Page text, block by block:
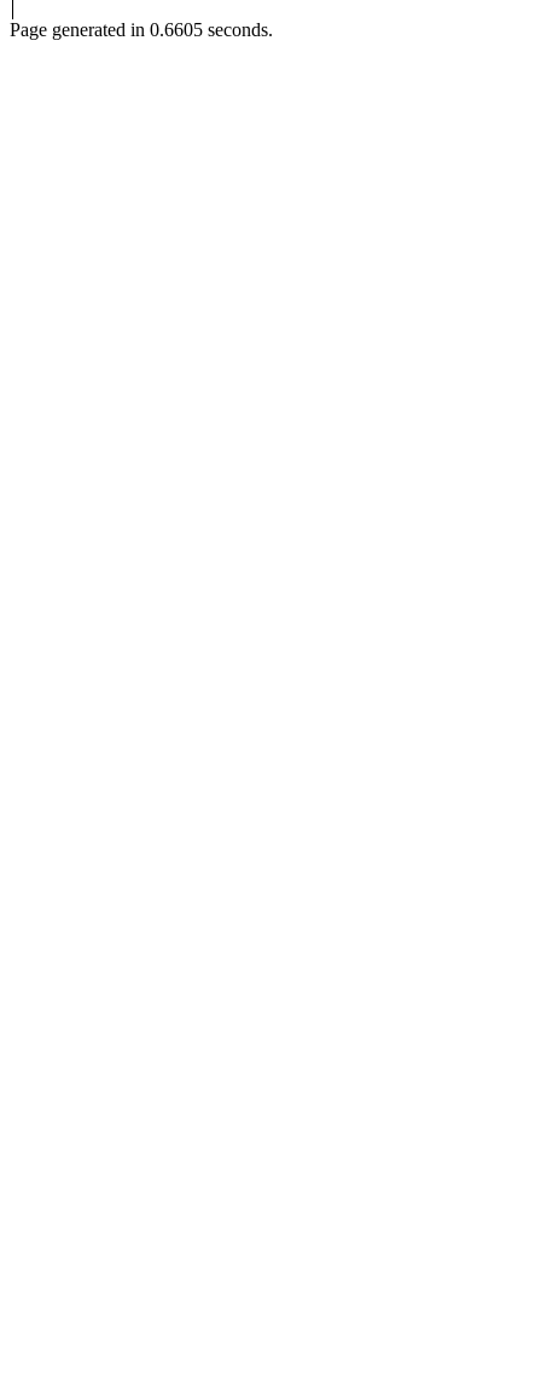
Page generated in 0.6605 seconds.